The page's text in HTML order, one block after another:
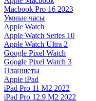
Macbook Pro 16 2023
Умные часы
Apple Watch
Apple Watch Series 10
Apple Watch Ultra 2
Google Pixel Watch
Google Pixel Watch 3
Планшеты
Apple iPad
iPad Pro 11 M2 2022
iPad Pro 12.9 M2 2022